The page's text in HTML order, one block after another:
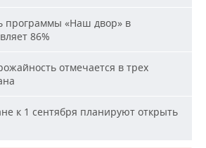
программы «Наш двор» в
86%
отмечается в трех
к 1 сентября планируют открыть